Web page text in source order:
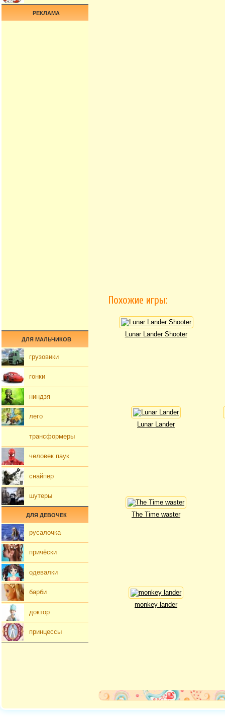
Похожие игры:
Lunar Lander Shooter
Lunar Lander
The Time waster
monkey lander
РЕКЛАМА
ДЛЯ МАЛЬЧИКОВ
грузовики
гонки
ниндзя
лего
трансформеры
человек паук
снайпер
шутеры
ДЛЯ ДЕВОЧЕК
русалочка
причёски
одевалки
барби
доктор
принцессы